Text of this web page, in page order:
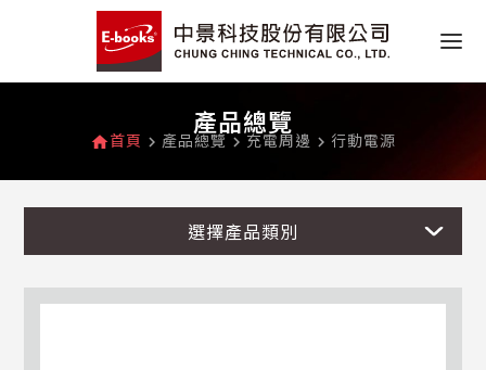
產品總覽
home首頁 navigate_next 產品總覽 navigate_next 充電周邊 navigate_next 行動電源
選擇產品類別